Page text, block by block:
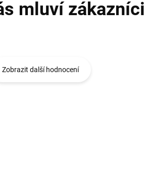
Zobrazit další hodnocení